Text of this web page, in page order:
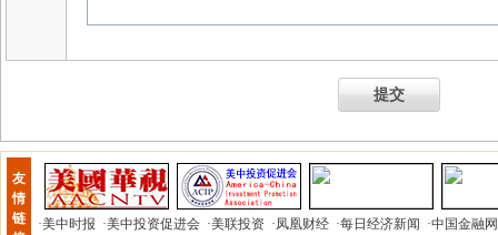
提交
友
情
链
·美中时报 ·美中投资促进会 ·美联投资 ·凤凰财经 ·每日经济新闻 ·中国金融网